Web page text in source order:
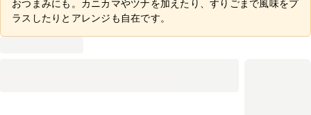
おつまみにも。カニカマやツナを加えたり、すりごまで風味をプ
ラスしたりとアレンジも自在です。